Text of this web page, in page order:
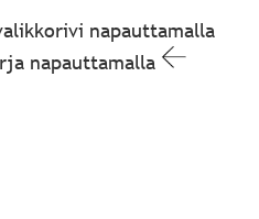
napauttamalla
napauttamalla